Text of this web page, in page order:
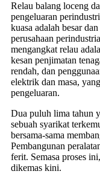
Relau balang loceng
pengeluaran
kuasa adalah besar
perusahaan
mengangkat relau
kesan penjimatan
rendah, dan
elektrik dan masa,
pengeluaran.
Dua puluh lima tahun
sebuah syarikat
bersama-sama
Pembangunan
ferit. Semasa proses
dikemas kini.